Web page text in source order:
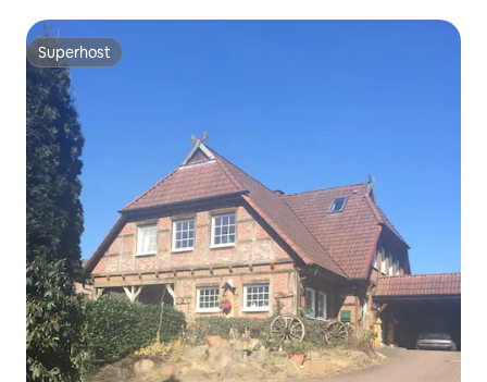
Superhost
Superhost